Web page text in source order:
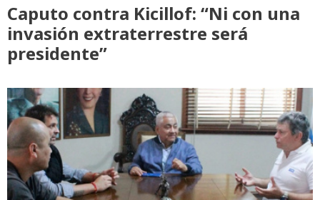
Caputo contra Kicillof: “Ni con una
invasión extraterrestre será
presidente”